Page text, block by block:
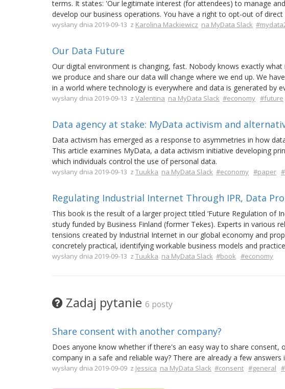
terms. It states: 'Our legitimate interest (for attendees) to manage
develop our business operations. You have a right to opt-out of
wysłany dnia 2019-09-13 z Karolina Mackiewicz na MyData Slack
Our Data Future
Our digital environment is changing, fast. Nobody knows exactly
we produce and share our data will change where we end up. We
in a world where technology is everywhere and data is generated by
wysłany dnia 2019-09-13 z Valentina na MyData Slack #economy #future
Data agency at stake: MyData activism and
Data activism has emerged as a response to asymmetries in how
This article examines MyData, a data activism initiative developing
which individuals control the use of personal data.
wysłany dnia 2019-09-13 z Tuukka na MyData Slack #economy #paper
Regulating Industrial Internet Through IPR, Data
This book is the result of a larger project titled ‘Future Regulation of
study funded by Business Finland (former Tekes). Experts in various
tensions created by Industrial Internet in our global economy and
concretely practical, identifying workable business models and
wysłany dnia 2019-09-13 z Tuukka na MyData Slack #book #economy
Zadaj pytanie 6 posty
Share consent with another company?
Does anyone know whether if there's an easy way to share
company in a safe and reliable way? There are already a few answers
wysłany dnia 2019-09-09 z Jessica na MyData Slack #consent #general